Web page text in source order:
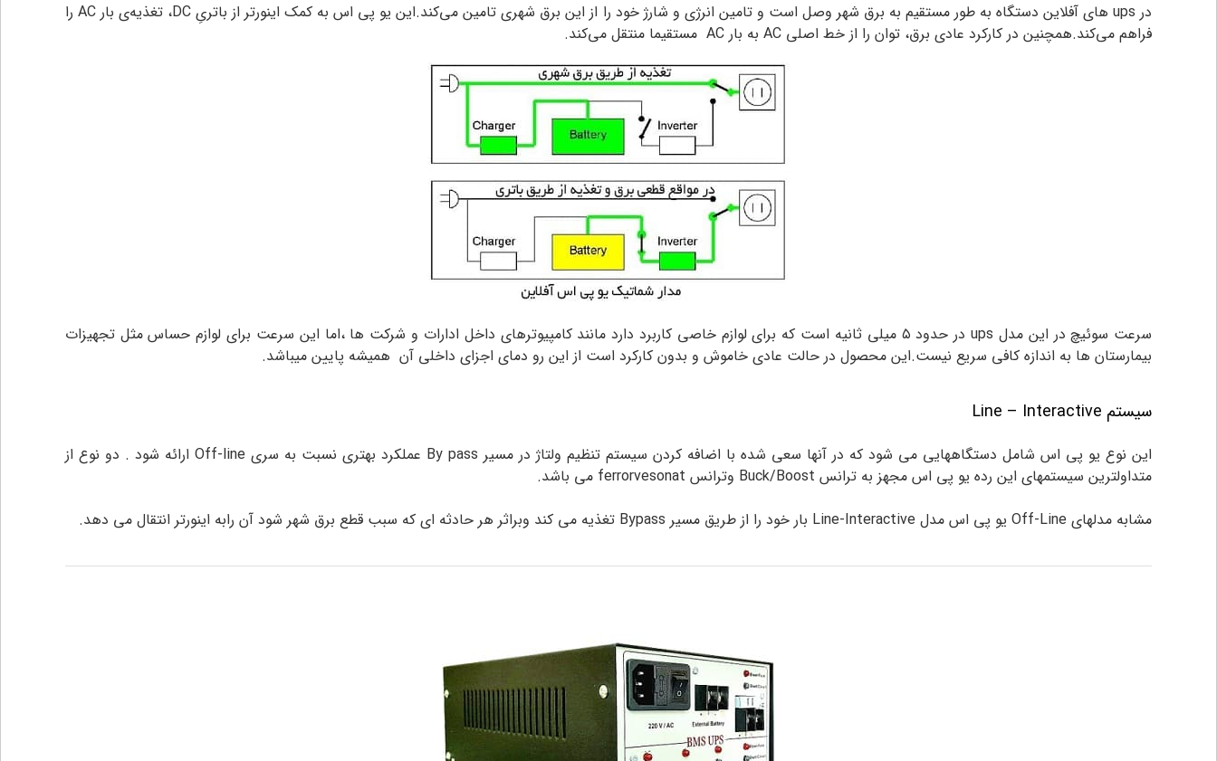
در ups های آفلاین دستگاه به طور مستقیم به برق شهر وصل است و تامین انرژی و شارژ خود را از این برق شهری تامین می‌کند.این یو پی اس به کمک اینورتر از باتریِ DC، تغذیه‌ی بار AC را
فراهم می‌کند.همچنین در کارکرد عادی برق، توان را از خط اصلی AC به بار AC مستقیما منتقل می‌کند.
سرعت سوئیچ در این مدل ups در حدود ۵ میلی ثانیه است که برای لوازم خاصی کاربرد دارد مانند کامپیوترهای داخل ادارات و شرکت ها ،اما این سرعت برای لوازم حساس مثل تجهیزات
بیمارستان ها به اندازه کافی سریع نیست.این محصول در حالت عادی خاموش و بدون کارکرد است از این رو دمای اجزای داخلی آن همیشه پایین میباشد.
سیستم Line – Interactive
این نوع یو پی اس شامل دستگاههایی می شود که در آنها سعی شده با اضافه کردن سیستم تنظیم ولتاژ در مسیر By pass عملکرد بهتری نسبت به سری Off-line ارائه شود . دو نوع از
متداولترین سیستمهای این رده یو پی اس مجهز به ترانس Buck/Boost وترانس ferrorvesonat می باشد.
مشابه مدلهای Off-Line یو پی اس مدل Line-Interactive بار خود را از طریق مسیر Bypass تغذیه می کند وبراثر هر حادثه ای که سبب قطع برق شهر شود آن رابه اینورتر انتقال می دهد.